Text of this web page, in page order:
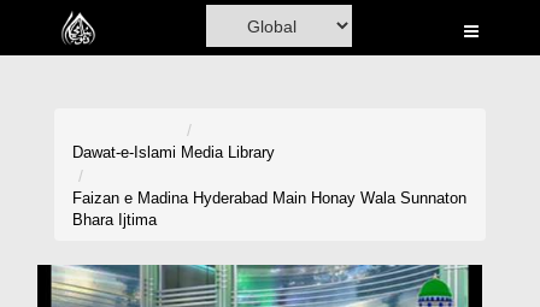
Home
Madani Channel
Volunteer Portal
Dawat-e-Islami Media Library
Faizan e Madina Hyderabad Main Honay Wala Sunnaton
Bhara Ijtima